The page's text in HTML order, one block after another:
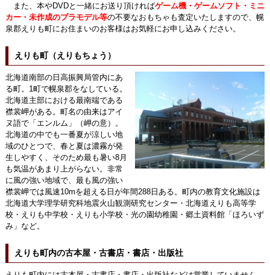
また、本やDVDと一緒にお送り頂ければゲーム機・ゲームソフト・ミニ
カー・未作成のプラモデル等の不要なおもちゃも査定いたしますので、幌
泉郡えりも町にお住まいのお客様はお気軽にお申し込みください。
えりも町（えりもちょう）
北海道南部の日高振興局管内にあ
る町。1町で幌泉郡をなしている。
北海道主部における最南端である
襟裳岬がある。町名の由来はアイ
ヌ語で「エンルム」（岬の意）。
北海道の中でも一番夏が涼しい地
域のひとつで、春と夏は濃霧が発
生しやすく、そのため最も暑い8月
も気温があまり上がらない。非常
に風の強い地域で、最も風の強い
襟裳岬では風速10mを超える日が年間288日ある。町内の教育文化施設は
北海道大学理学研究科地震火山観測研究センター・北海道えりも高等学
校・えりも中学校・えりも小学校・光の園幼稚園・郷土資料館「ほろいず
み」など。
えりも町内の古本屋・古書店・書店・出版社